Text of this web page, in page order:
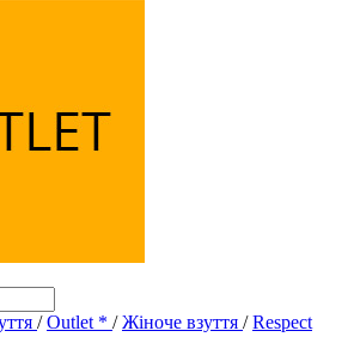
/ Outlet * / Жіноче взуття / Respect